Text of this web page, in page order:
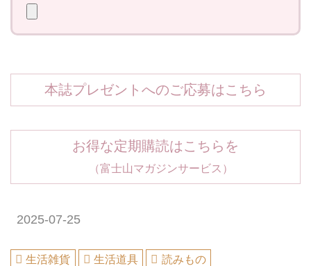
本誌プレゼントへのご応募はこちら
お得な定期購読はこちらを
（富士山マガジンサービス）
2025-07-25
生活雑貨 生活道具
読みもの